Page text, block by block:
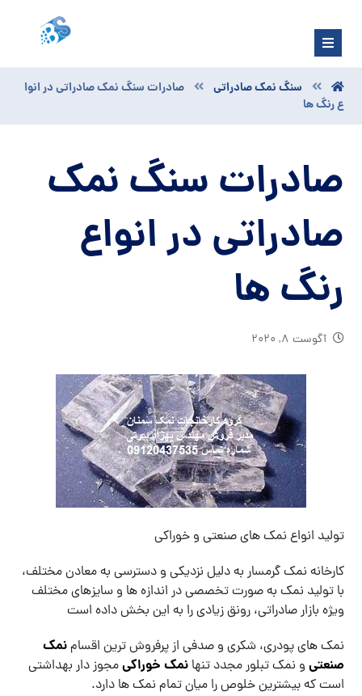
سنگ نمک صادراتی
صادرات سنگ نمک صادراتی در انوا
ع رنگ ها
صادرات سنگ نمک
صادراتی در انواع
رنگ ها
آگوست ۸, ۲۰۲۰
تولید انواع نمک های صنعتی و خوراکی
کارخانه نمک گرمسار به دلیل نزدیکی و دسترسی به معادن مختلف،
با تولید نمک به صورت تخصصی در اندازه ها و سایزهای مختلف
ویژه بازار صادراتی، رونق زیادی را به این بخش داده است
نمک های پودری، شکری و صدفی از پرفروش ترین اقسامنمک
صنعتی و نمک تبلور مجدد تنهانمک خوراکیمجوز دار بهداشتی
است که بیشترین خلوص را میان تمام نمک ها دارد.